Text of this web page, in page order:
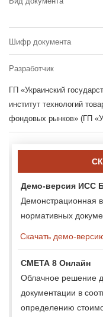
Шифр документа
Разработчик
ГП «Украинский
институт технологий
фондовых рынков» (ГП
Демо-версия ИСС
Демонстрационная
нормативных
Скачать демо-
СМЕТА 8 Онлайн
Облачное решение
документации в
определению